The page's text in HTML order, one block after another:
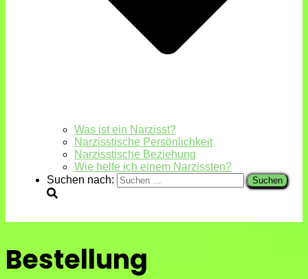
Was ist ein Narzisst?
Narzisstische Persönlichkeit
Narzisstische Beziehung
Wie helfe ich einem Narzissten?
Suchen nach:
Bestellung